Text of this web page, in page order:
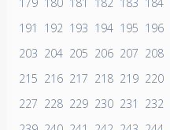
191
192 193 194 195 196
203 204 205 206 207 208
215 216 217 218 219 220
227 228 229 230 231 232